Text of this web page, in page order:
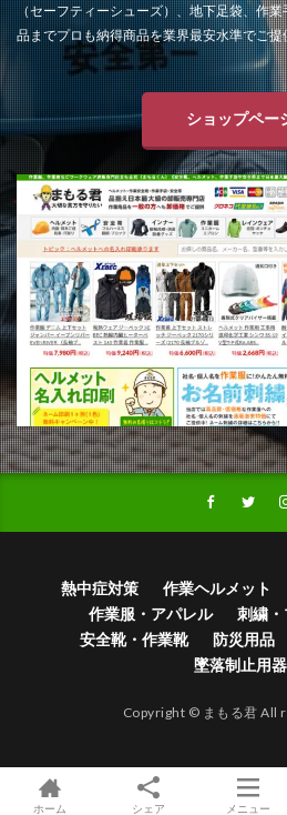
（セーフティーシューズ）、地下足袋、作
品までプロも納得商品を業界最安水準でご提
ショップペー
熱中症対策 作業ヘルメット
作業服・アパレル
刺繍
安全靴・作業靴
防災用品
墜落制止用
Copyright © まもる君 All
ホーム シェア メニュー